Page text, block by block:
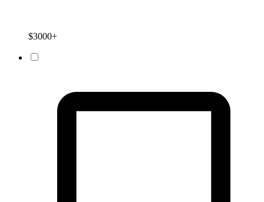
$3000+